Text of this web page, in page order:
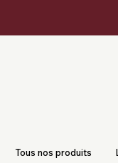
Tous nos produits